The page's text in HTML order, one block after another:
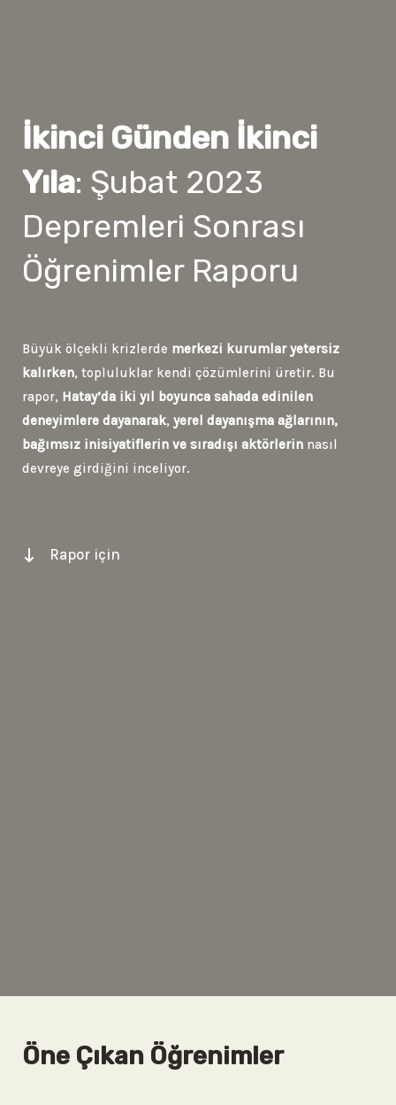
İkinci Günden İkinci
Yıla: Şubat 2023
Depremleri Sonrası
Öğrenimler Raporu
Büyük ölçekli krizlerde merkezi kurumlar yetersiz
kalırken, topluluklar kendi çözümlerini üretir. Bu
rapor, Hatay’da iki yıl boyunca sahada edinilen
deneyimlere dayanarak, yerel dayanışma ağlarının,
bağımsız inisiyatiflerin ve sıradışı aktörlerin nasıl
devreye girdiğini inceliyor.
Rapor için
Öne Çıkan Öğrenimler